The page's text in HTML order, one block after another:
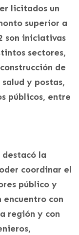
licitados un
superior a
son iniciativas
sectores,
de
y postas,
públicos, entre
la
coordinar el
público y
encuentro con
región y con